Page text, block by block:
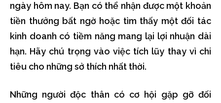
ngày hôm nay. Bạn có thể nhận được một khoản
tiền thưởng bất ngờ hoặc tìm thấy một đối tác
kinh doanh có tiềm năng mang lại lợi nhuận dài
hạn. Hãy chú trọng vào việc tích lũy thay vì chi
tiêu cho những sở thích nhất thời.
Những người độc thân có cơ hội gặp gỡ đối